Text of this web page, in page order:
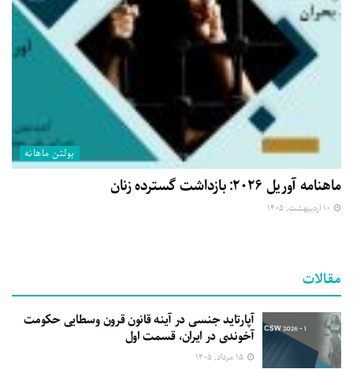
بولتن ماهانه
ماهنامه آوریل ۲۰۲۶: بازداشت گسترده زنان
مقالات
آپارتاید جنسی در آینه قانون قرون وسطایی حکومت
آخوندی در ایران، قسمت اول